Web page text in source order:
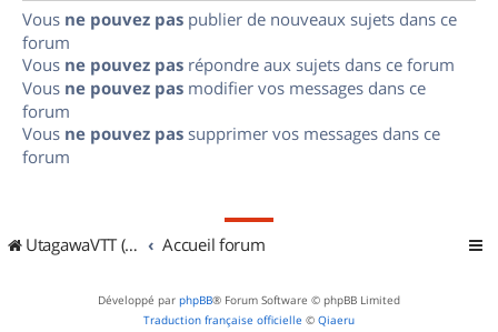
Vous ne pouvez pas publier de nouveaux sujets dans ce
forum
Vous ne pouvez pas répondre aux sujets dans ce forum
Vous ne pouvez pas modifier vos messages dans ce
forum
Vous ne pouvez pas supprimer vos messages dans ce
forum
UtagawaVTT (Randos VTT et VTTAE avec traces GPS) Accueil forum
Développé par phpBB® Forum Software © phpBB Limited
Traduction française officielle © Qiaeru